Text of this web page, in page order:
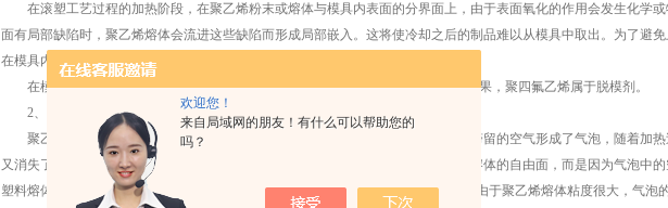
欢迎您！
来自局域网的朋友！有什么可以帮助您的
吗？
在滚塑工艺过程的加热阶段，在聚乙烯粉末或熔体与模具内表面的分界面上，由于表面氧化的作用会发生化学或
面有局部缺陷时，聚乙烯熔体会流进这些缺陷而形成局部嵌入。这将使冷却之后的制品难以从模具中取出。为了避
在模具内表面涂一层热稳定的材料以防止粘联，这类材料称为脱模剂。
在模具型腔表面复合一层聚四气乙烯薄层(就像市售的不粘锅那样)可获得脱模效果，聚四氟乙烯属于脱模剂。
2、 温度控制
聚乙烯的滚塑上艺过程有一个特殊的现象：在粉末熔融过程中，粉末颗粒之间滞留的空气形成了气泡，随着加热
又消失了。进一步的研究表明，这些气泡的消失并非由于它们在浮力的作用下移向熔体的自由面，而是因为气泡中
塑料熔体中。实验表明当温度升至150℃时，聚乙烯熔体中形成了不同尺寸的气泡。由于聚乙烯熔体粘度很大，气泡